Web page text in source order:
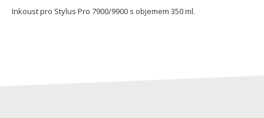
Inkoust pro Stylus Pro 7900/9900 s objemem 350 ml.